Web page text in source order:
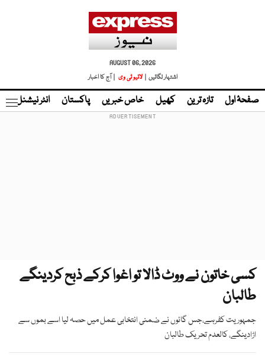
AUGUST 06, 2026
اشتہار لگائیں |
لائیو ٹی وی | آج کا اخبار
صفحۂ اول تازہ ترین کھیل خاص خبریں پاکستان انٹر نیشنل
کسی خاتون نے ووٹ ڈالا تو اغوا کرکے ذبح کردینگے
طالبان
جمہوریت کفرہے،جس گائوں نے ضمنی انتخابی عمل میں حصہ لیا اسے بموں سے
اڑادینگے، کالعدم تحریک طالبان